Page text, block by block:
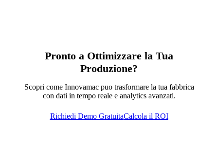
Pronto a Ottimizzare la Tua
Produzione?
Scopri come Innovamac puo trasformare la tua fabbrica
con dati in tempo reale e analytics avanzati.
Richiedi Demo GratuitaCalcola il ROI